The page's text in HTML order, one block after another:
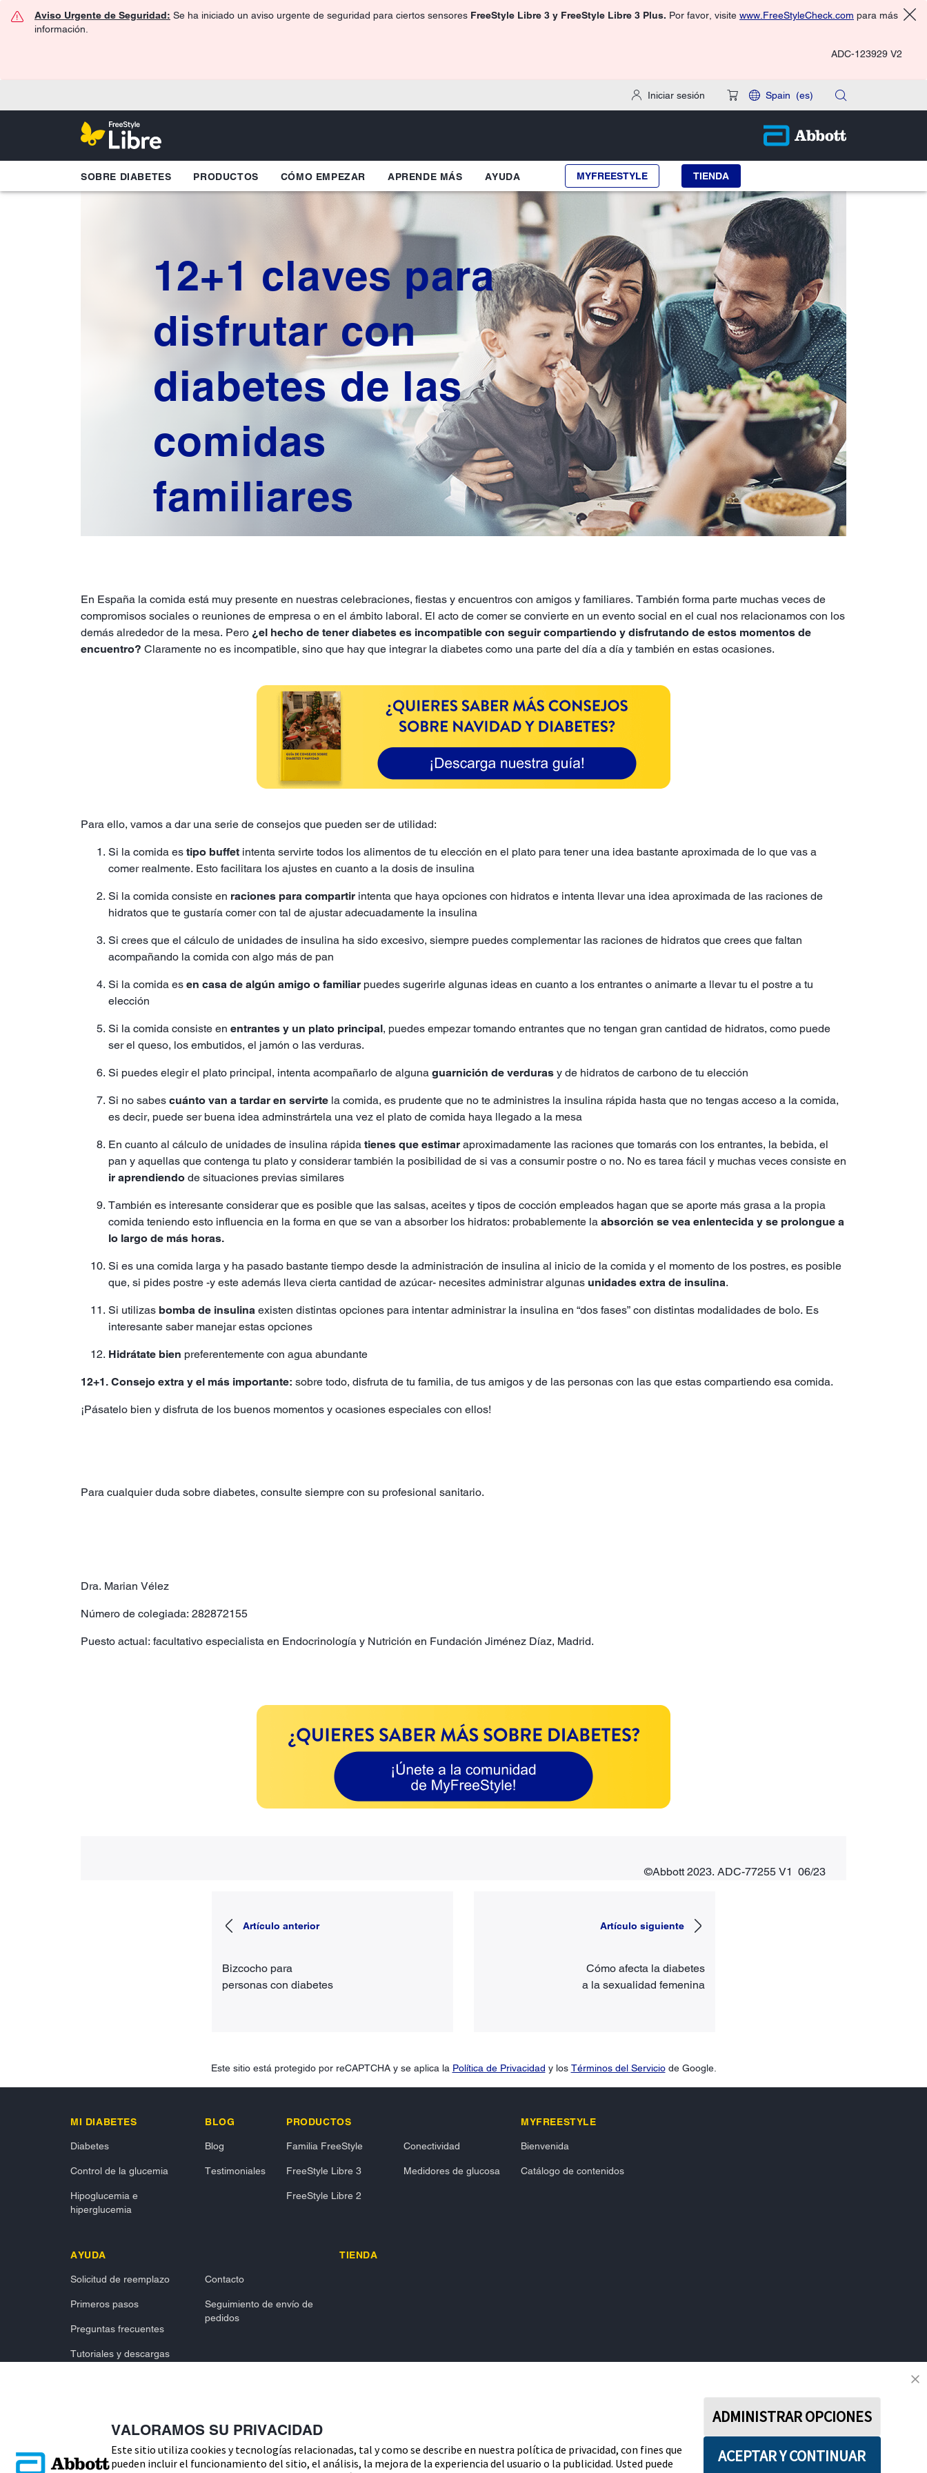
Aviso Urgente de Seguridad: Se ha iniciado un aviso urgente de seguridad para ciertos sensores FreeStyle Libre 3 y FreeStyle Libre 3 Plus. Por favor, visite www.FreeStyleCheck.com para más
información.
ADC-123929 V2
Iniciar sesión Spain (es)
SOBRE DIABETES PRODUCTOS CÓMO EMPEZAR APRENDE MÁS AYUDA MYFREESTYLE TIENDA
12+1 claves para
disfrutar con
diabetes de las
comidas
familiares
En España la comida está muy presente en nuestras celebraciones, fiestas y encuentros con amigos y familiares. También forma parte muchas veces de
compromisos sociales o reuniones de empresa o en el ámbito laboral. El acto de comer se convierte en un evento social en el cual nos relacionamos con los
demás alrededor de la mesa. Pero ¿el hecho de tener diabetes es incompatible con seguir compartiendo y disfrutando de estos momentos de
encuentro? Claramente no es incompatible, sino que hay que integrar la diabetes como una parte del día a día y también en estas ocasiones.
Para ello, vamos a dar una serie de consejos que pueden ser de utilidad:
Si la comida es tipo buffet intenta servirte todos los alimentos de tu elección en el plato para tener una idea bastante aproximada de lo que vas a
comer realmente. Esto facilitara los ajustes en cuanto a la dosis de insulina
Si la comida consiste en raciones para compartir intenta que haya opciones con hidratos e intenta llevar una idea aproximada de las raciones de
hidratos que te gustaría comer con tal de ajustar adecuadamente la insulina
Si crees que el cálculo de unidades de insulina ha sido excesivo, siempre puedes complementar las raciones de hidratos que crees que faltan
acompañando la comida con algo más de pan
Si la comida es en casa de algún amigo o familiar puedes sugerirle algunas ideas en cuanto a los entrantes o animarte a llevar tu el postre a tu
elección
Si la comida consiste en entrantes y un plato principal, puedes empezar tomando entrantes que no tengan gran cantidad de hidratos, como puede
ser el queso, los embutidos, el jamón o las verduras.
Si puedes elegir el plato principal, intenta acompañarlo de alguna guarnición de verduras y de hidratos de carbono de tu elección
Si no sabes cuánto van a tardar en servirte la comida, es prudente que no te administres la insulina rápida hasta que no tengas acceso a la comida,
es decir, puede ser buena idea adminstrártela una vez el plato de comida haya llegado a la mesa
En cuanto al cálculo de unidades de insulina rápida tienes que estimar aproximadamente las raciones que tomarás con los entrantes, la bebida, el
pan y aquellas que contenga tu plato y considerar también la posibilidad de si vas a consumir postre o no. No es tarea fácil y muchas veces consiste en
ir aprendiendo de situaciones previas similares
También es interesante considerar que es posible que las salsas, aceites y tipos de cocción empleados hagan que se aporte más grasa a la propia
comida teniendo esto influencia en la forma en que se van a absorber los hidratos: probablemente la absorción se vea enlentecida y se prolongue a
lo largo de más horas.
Si es una comida larga y ha pasado bastante tiempo desde la administración de insulina al inicio de la comida y el momento de los postres, es posible
que, si pides postre -y este además lleva cierta cantidad de azúcar- necesites administrar algunas unidades extra de insulina.
Si utilizas bomba de insulina existen distintas opciones para intentar administrar la insulina en “dos fases” con distintas modalidades de bolo. Es
interesante saber manejar estas opciones
Hidrátate bien preferentemente con agua abundante
12+1. Consejo extra y el más importante: sobre todo, disfruta de tu familia, de tus amigos y de las personas con las que estas compartiendo esa comida.
¡Pásatelo bien y disfruta de los buenos momentos y ocasiones especiales con ellos!
Para cualquier duda sobre diabetes, consulte siempre con su profesional sanitario.
Dra. Marian Vélez
Número de colegiada: 282872155
Puesto actual: facultativo especialista en Endocrinología y Nutrición en Fundación Jiménez Díaz, Madrid.
©Abbott 2023. ADC-77255 V1 06/23
Artículo anterior
Bizcocho para
personas con diabetes
Artículo siguiente
Cómo afecta la diabetes
a la sexualidad femenina
Este sitio está protegido por reCAPTCHA y se aplica la Política de Privacidad y los Términos del Serviciode Google.
MI DIABETES
Diabetes
Control de la glucemia
Hipoglucemia e
hiperglucemia
BLOG
Blog
Testimoniales
PRODUCTOS
Familia FreeStyle
FreeStyle Libre 3
FreeStyle Libre 2
Conectividad
Medidores de glucosa
MYFREESTYLE
Bienvenida
Catálogo de contenidos
AYUDA
Solicitud de reemplazo
Primeros pasos
Preguntas frecuentes
Tutoriales y descargas
Contacto
Seguimiento de envío de
pedidos
TIENDA
SÍGUENOS
Política de cookies Política de privacidad Términos y condiciones uso
Copyright © 2026 Abbott. Todos los derechos reservados.
Consulte a su profesional sanitario si tiene alguna duda o pregunta acerca del control de su
VALORAMOS SU PRIVACIDAD
Este sitio utiliza cookies y tecnologías relacionadas, tal y como se describe en nuestra política de privacidad, con fines que
pueden incluir el funcionamiento del sitio, el análisis, la mejora de la experiencia del usuario o la publicidad. Usted puede
ACEPTAR Y CONTINUAR
ADMINISTRAR OPCIONES